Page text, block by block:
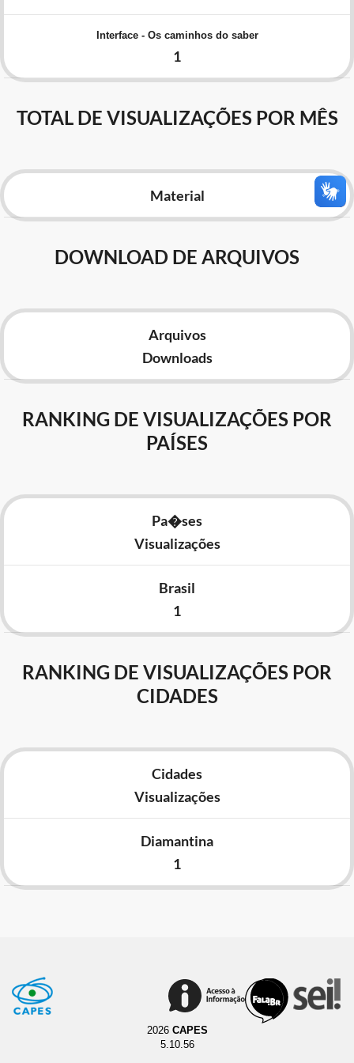
Advocacia-Geral da União
Planalto
Interface - Os caminhos do saber
1
TOTAL DE VISUALIZAÇÕES POR MÊS
Material
DOWNLOAD DE ARQUIVOS
Arquivos
Downloads
RANKING DE VISUALIZAÇÕES POR
PAÍSES
Pa�ses
Visualizações
Brasil
1
RANKING DE VISUALIZAÇÕES POR
CIDADES
Cidades
Visualizações
Diamantina
1
2026 CAPES
5.10.56